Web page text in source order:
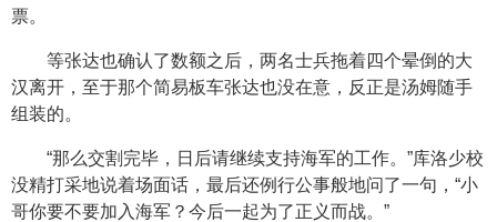
票。
等张达也确认了数额之后，两名士兵拖着四个晕倒的大
汉离开，至于那个简易板车张达也没在意，反正是汤姆随手
组装的。
“那么交割完毕，日后请继续支持海军的工作。”库洛少校
没精打采地说着场面话，最后还例行公事般地问了一句，“小
哥你要不要加入海军？今后一起为了正义而战。”